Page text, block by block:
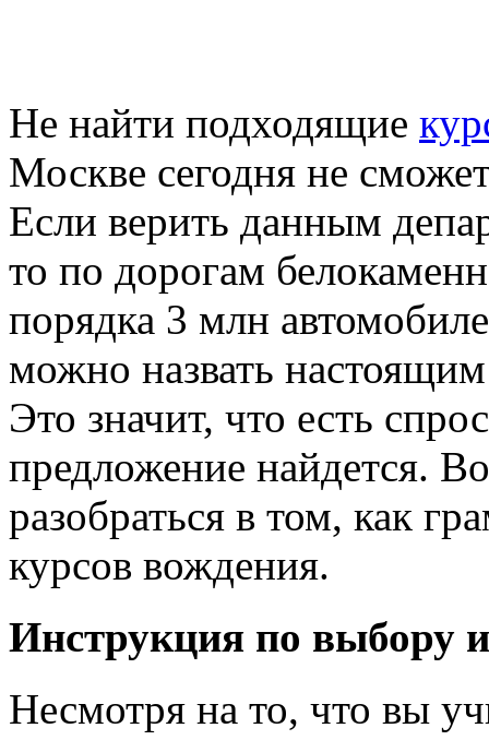
Не найти подходящие
Москве сегодня не
Если верить данным
то по дорогам
порядка 3 млн
можно назвать
Это значит, что есть
предложение найдется.
разобраться в том, как
курсов вождения.
Инструкция по выбору
Несмотря на то, что вы